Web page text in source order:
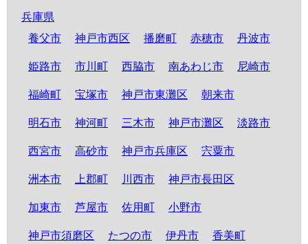
兵庫県
養父市
神戸市西区 播磨町 赤穂市 丹波市
姫路市 市川町 西脇市 南あわじ市 尼崎市
福崎町 宝塚市 神戸市東灘区 朝来市
明石市 神河町 三木市 神戸市灘区 淡路市
西宮市 高砂市 神戸市兵庫区 宍粟市
洲本市 上郡町 川西市 神戸市長田区
加東市 芦屋市 佐用町 小野市
神戸市須磨区 たつの市 伊丹市 香美町